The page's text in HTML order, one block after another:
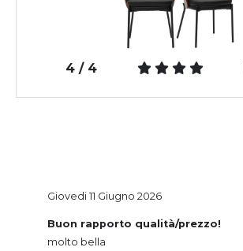
4 / 4
Buon rapporto qualità/prezzo!
molto bella
Giovedi 11 Giugno 2026